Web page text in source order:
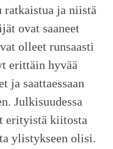
ratkaistua ja niistä
ovat saaneet
olleet runsaasti
erittäin hyvää
ja saattaessaan
Julkisuudessa
erityistä kiitosta
ylistykseen olisi.